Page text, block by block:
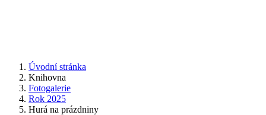
Úvodní stránka
Knihovna
Fotogalerie
Rok 2025
Hurá na prázdniny